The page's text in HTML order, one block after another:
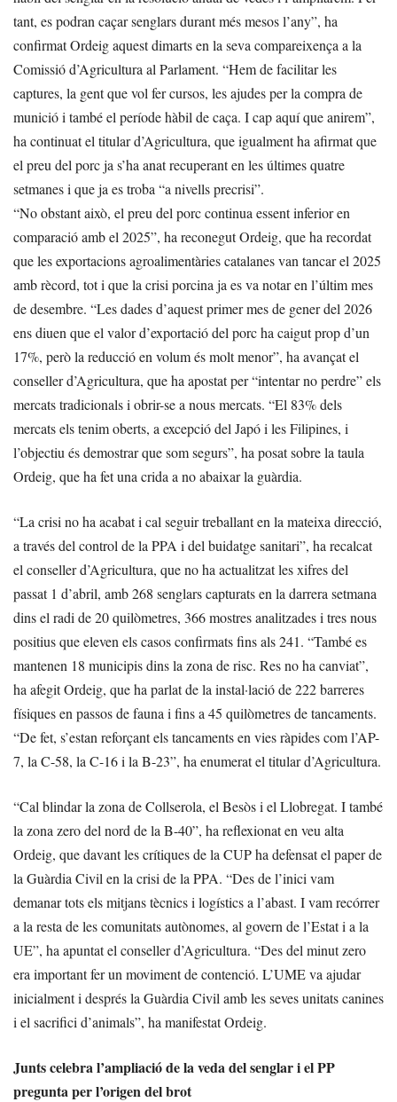
tant, es podran caçar senglars durant més mesos l’any”, ha
confirmat Ordeig aquest dimarts en la seva compareixença a la
Comissió d’Agricultura al Parlament. “Hem de facilitar les
captures, la gent que vol fer cursos, les ajudes per la compra de
munició i també el període hàbil de caça. I cap aquí que anirem”,
ha continuat el titular d’Agricultura, que igualment ha afirmat que
el preu del porc ja s’ha anat recuperant en les últimes quatre
setmanes i que ja es troba “a nivells precrisi”.
“No obstant això, el preu del porc continua essent inferior en
comparació amb el 2025”, ha reconegut Ordeig, que ha recordat
que les exportacions agroalimentàries catalanes van tancar el 2025
amb rècord, tot i que la crisi porcina ja es va notar en l’últim mes
de desembre. “Les dades d’aquest primer mes de gener del 2026
ens diuen que el valor d’exportació del porc ha caigut prop d’un
17%, però la reducció en volum és molt menor”, ha avançat el
conseller d’Agricultura, que ha apostat per “intentar no perdre” els
mercats tradicionals i obrir-se a nous mercats. “El 83% dels
mercats els tenim oberts, a excepció del Japó i les Filipines, i
l’objectiu és demostrar que som segurs”, ha posat sobre la taula
Ordeig, que ha fet una crida a no abaixar la guàrdia.
“La crisi no ha acabat i cal seguir treballant en la mateixa direcció,
a través del control de la PPA i del buidatge sanitari”, ha recalcat
el conseller d’Agricultura, que no ha actualitzat les xifres del
passat 1 d’abril, amb 268 senglars capturats en la darrera setmana
dins el radi de 20 quilòmetres, 366 mostres analitzades i tres nous
positius que eleven els casos confirmats fins als 241. “També es
mantenen 18 municipis dins la zona de risc. Res no ha canviat”,
ha afegit Ordeig, que ha parlat de la instal·lació de 222 barreres
físiques en passos de fauna i fins a 45 quilòmetres de tancaments.
“De fet, s’estan reforçant els tancaments en vies ràpides com l’AP-
7, la C-58, la C-16 i la B-23”, ha enumerat el titular d’Agricultura.
“Cal blindar la zona de Collserola, el Besòs i el Llobregat. I també
la zona zero del nord de la B-40”, ha reflexionat en veu alta
Ordeig, que davant les crítiques de la CUP ha defensat el paper de
la Guàrdia Civil en la crisi de la PPA. “Des de l’inici vam
demanar tots els mitjans tècnics i logístics a l’abast. I vam recórrer
a la resta de les comunitats autònomes, al govern de l’Estat i a la
UE”, ha apuntat el conseller d’Agricultura. “Des del minut zero
era important fer un moviment de contenció. L’UME va ajudar
inicialment i després la Guàrdia Civil amb les seves unitats canines
i el sacrifici d’animals”, ha manifestat Ordeig.
Junts celebra l’ampliació de la veda del senglar i el PP
pregunta per l’origen del brot